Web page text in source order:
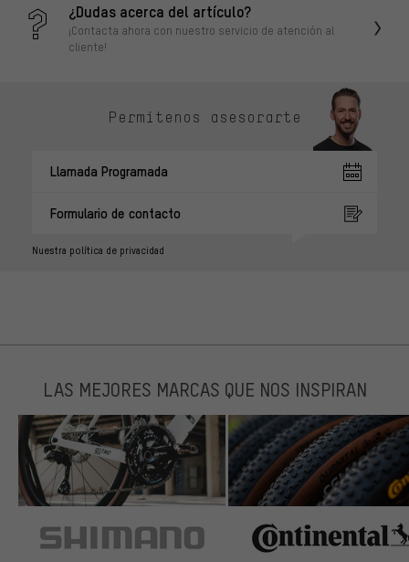
¿Dudas acerca del artículo?
¡Contacta ahora con nuestro servicio de atención al
cliente!
Permítenos asesorarte
Llamada Programada
Formulario de contacto
Nuestra política de privacidad
LAS MEJORES MARCAS QUE NOS INSPIRAN